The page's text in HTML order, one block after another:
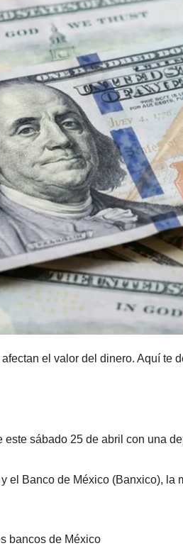
el valor del dinero. Aquí te
sábado 25 de abril con una
el Banco de México (Banxico), la
bancos de México